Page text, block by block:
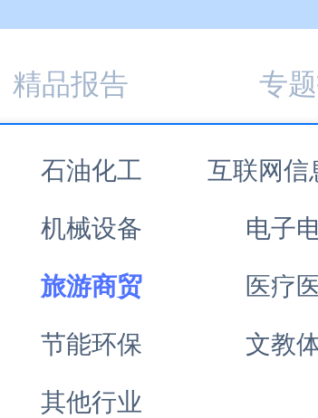
精品报告 专
石油化工 互联网信
机械设备 电子
旅游商贸 医疗
节能环保 文教
其他行业